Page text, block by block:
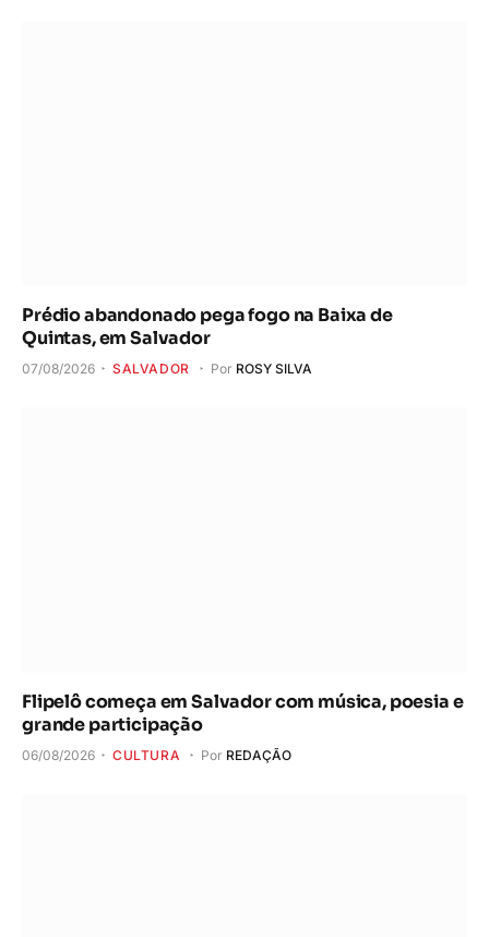
Prédio abandonado pega fogo na Baixa de
Quintas, em Salvador
07/08/2026 SALVADOR Por ROSY SILVA
Flipelô começa em Salvador com música, poesia e
grande participação
06/08/2026 CULTURA Por REDAÇÃO